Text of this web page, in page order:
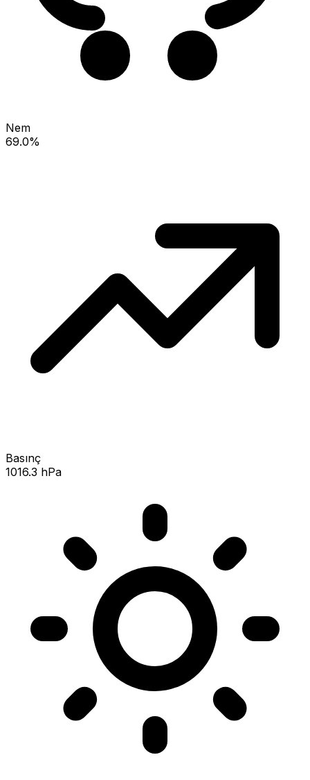
Nem
69.0%
Basınç
1016.3 hPa